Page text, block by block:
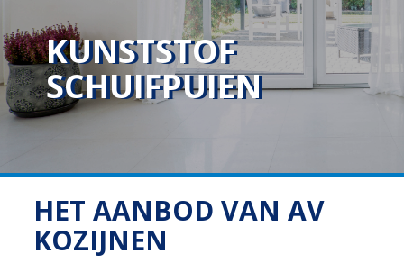
KUNSTSTOF
SCHUIFPUIEN
HET AANBOD VAN AV
KOZIJNEN